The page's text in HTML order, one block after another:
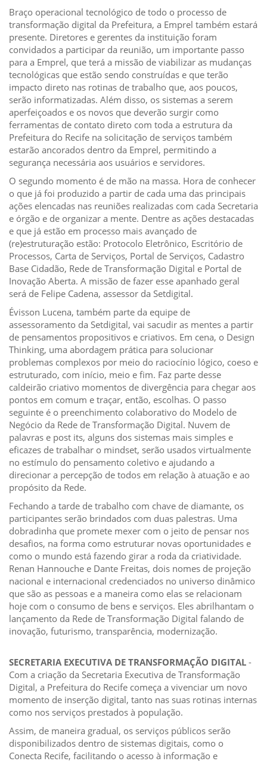
PARECERES TÉCNICOS
ORIENTAÇÕES
MODELO
PARECERES TÉCNICOS EMITIDOS
PUBLICAÇÕES
PORTARIAS
RESOLUÇÕES
DIVERSOS
ATAS DA CIPA
ATAS E RESOLUÇÕES DO CONSELHO FISCAL
ATAS DO CONSADE
CHAMAMENTOS PÚBLICOS
TERMOS
TRANSPARÊNCIA
CONTATO
Braço operacional tecnológico de todo o processo de
transformação digital da Prefeitura, a Emprel também estará
presente. Diretores e gerentes da instituição foram
convidados a participar da reunião, um importante passo
para a Emprel, que terá a missão de viabilizar as mudanças
tecnológicas que estão sendo construídas e que terão
impacto direto nas rotinas de trabalho que, aos poucos,
serão informatizadas. Além disso, os sistemas a serem
aperfeiçoados e os novos que deverão surgir como
ferramentas de contato direto com toda a estrutura da
Prefeitura do Recife na solicitação de serviços também
estarão ancorados dentro da Emprel, permitindo a
segurança necessária aos usuários e servidores.
O segundo momento é de mão na massa. Hora de conhecer
o que já foi produzido a partir de cada uma das principais
ações elencadas nas reuniões realizadas com cada Secretaria
e órgão e de organizar a mente. Dentre as ações destacadas
e que já estão em processo mais avançado de
(re)estruturação estão: Protocolo Eletrônico, Escritório de
Processos, Carta de Serviços, Portal de Serviços, Cadastro
Base Cidadão, Rede de Transformação Digital e Portal de
Inovação Aberta. A missão de fazer esse apanhado geral
será de Felipe Cadena, assessor da Setdigital.
Évisson Lucena, também parte da equipe de
assessoramento da Setdigital, vai sacudir as mentes a partir
de pensamentos propositivos e criativos. Em cena, o Design
Thinking, uma abordagem prática para solucionar
problemas complexos por meio do raciocínio lógico, coeso e
estruturado, com início, meio e fim. Faz parte desse
caldeirão criativo momentos de divergência para chegar aos
pontos em comum e traçar, então, escolhas. O passo
seguinte é o preenchimento colaborativo do Modelo de
Negócio da Rede de Transformação Digital. Nuvem de
palavras e post its, alguns dos sistemas mais simples e
eficazes de trabalhar o mindset, serão usados virtualmente
no estímulo do pensamento coletivo e ajudando a
direcionar a percepção de todos em relação à atuação e ao
propósito da Rede.
Fechando a tarde de trabalho com chave de diamante, os
participantes serão brindados com duas palestras. Uma
dobradinha que promete mexer com o jeito de pensar nos
desafios, na forma como estruturar novas oportunidades e
como o mundo está fazendo girar a roda da criatividade.
Renan Hannouche e Dante Freitas, dois nomes de projeção
nacional e internacional credenciados no universo dinâmico
que são as pessoas e a maneira como elas se relacionam
hoje com o consumo de bens e serviços. Eles abrilhantam o
lançamento da Rede de Transformação Digital falando de
inovação, futurismo, transparência, modernização.
SECRETARIA EXECUTIVA DE TRANSFORMAÇÃO DIGITAL -
Com a criação da Secretaria Executiva de Transformação
Digital, a Prefeitura do Recife começa a vivenciar um novo
momento de inserção digital, tanto nas suas rotinas internas
como nos serviços prestados à população.
Assim, de maneira gradual, os serviços públicos serão
disponibilizados dentro de sistemas digitais, como o
Conecta Recife, facilitando o acesso à informação e